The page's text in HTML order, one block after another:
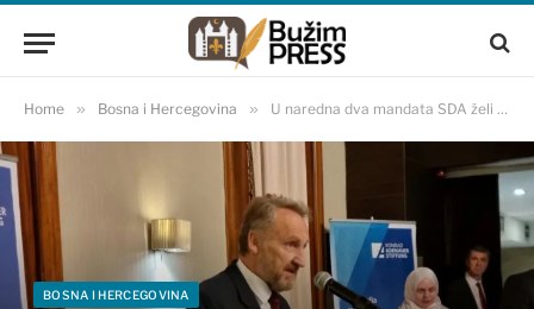
Home » Bosna i Hercegovina » U naredna dva mandata SDA želi nadoknaditi propušteno i ubrzati evropski put BiH
BOSNA I HERCEGOVINA